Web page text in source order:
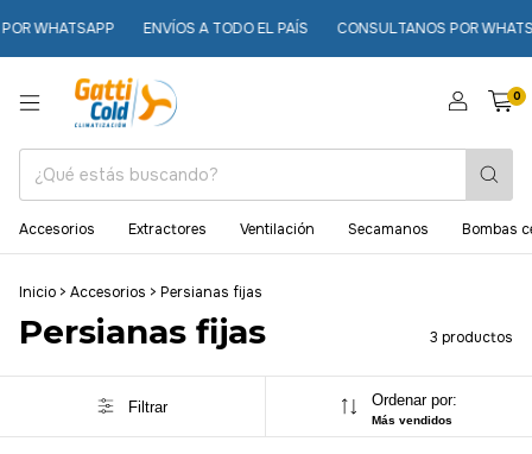
ENVÍOS A TODO EL PAÍS CONSULTANOS POR WHATSAPP
0
Accesorios Extractores Ventilación Secamanos Bombas
Inicio > Accesorios > Persianas fijas
Persianas fijas 3 productos
Filtrar Ordenar por:
Más vendidos